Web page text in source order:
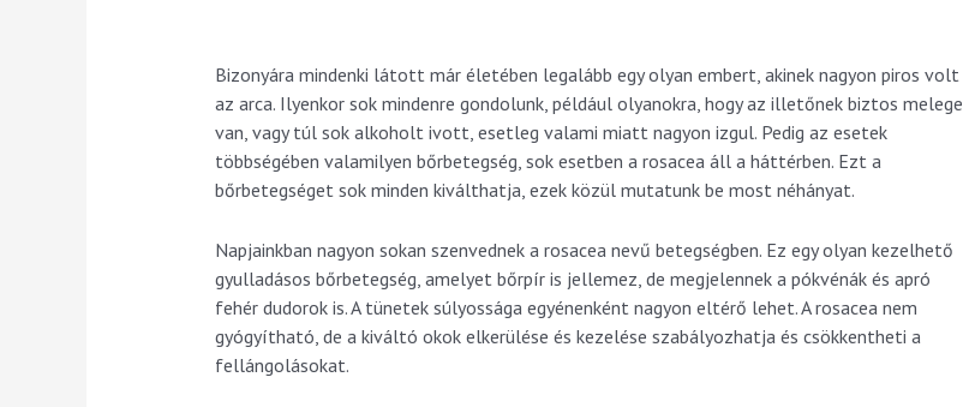
Bizonyára mindenki látott már életében legalább egy olyan embert, akinek nagyon piros volt
az arca. Ilyenkor sok mindenre gondolunk, például olyanokra, hogy az illetőnek biztos melege
van, vagy túl sok alkoholt ivott, esetleg valami miatt nagyon izgul. Pedig az esetek
többségében valamilyen bőrbetegség, sok esetben a rosacea áll a háttérben. Ezt a
bőrbetegséget sok minden kiválthatja, ezek közül mutatunk be most néhányat.
Napjainkban nagyon sokan szenvednek a rosacea nevű betegségben. Ez egy olyan kezelhető
gyulladásos bőrbetegség, amelyet bőrpír is jellemez, de megjelennek a pókvénák és apró
fehér dudorok is. A tünetek súlyossága egyénenként nagyon eltérő lehet. A rosacea nem
gyógyítható, de a kiváltó okok elkerülése és kezelése szabályozhatja és csökkentheti a
fellángolásokat.